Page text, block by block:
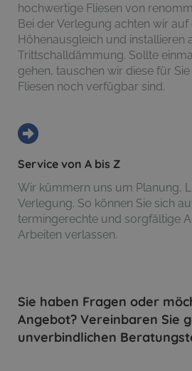
hochwertige Fliesen von
Bei der Verlegung achten wir auf
Höhenausgleich und installieren
Trittschalldämmung. Sollte
gehen, tauschen wir diese für
Fliesen noch verfügbar sind.
Service von A bis Z
Wir kümmern uns um Planung,
Verlegung. So können Sie sich
termingerechte und sorgfältige
Arbeiten verlassen.
Sie haben Fragen oder
Angebot? Vereinbaren Sie
unverbindlichen